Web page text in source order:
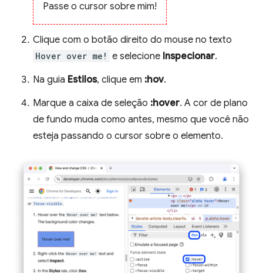
Passe o cursor sobre mim!
Clique com o botão direito do mouse no texto
Hover over me! e selecione Inspecionar.
Na guia Estilos, clique em :hov.
Marque a caixa de seleção :hover. A cor de plano
de fundo muda como antes, mesmo que você não
esteja passando o cursor sobre o elemento.